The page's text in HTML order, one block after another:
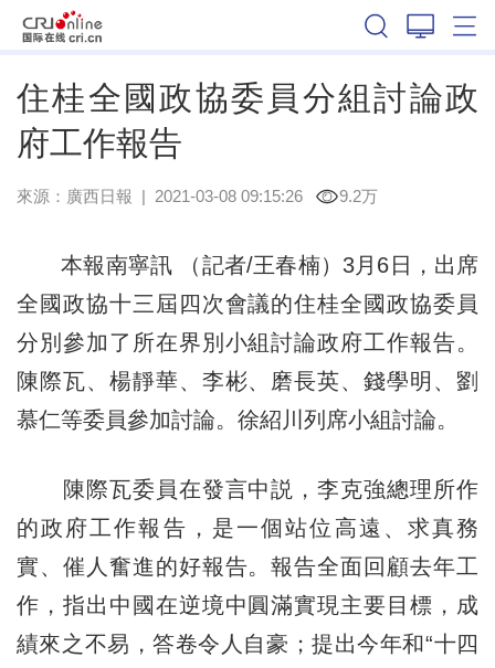
住桂全國政協委員分組討論政
府工作報告
來源： 廣西日報 | 2021-03-08 09:15:26 9.2万
本報南寧訊 （記者/王春楠）3月6日，出席
全國政協十三屆四次會議的住桂全國政協委員
分別參加了所在界別小組討論政府工作報告。
陳際瓦、楊靜華、李彬、磨長英、錢學明、劉
慕仁等委員參加討論。徐紹川列席小組討論。
陳際瓦委員在發言中説，李克強總理所作
的政府工作報告，是一個站位高遠、求真務
實、催人奮進的好報告。報告全面回顧去年工
作，指出中國在逆境中圓滿實現主要目標，成
績來之不易，答卷令人自豪；提出今年和“十四